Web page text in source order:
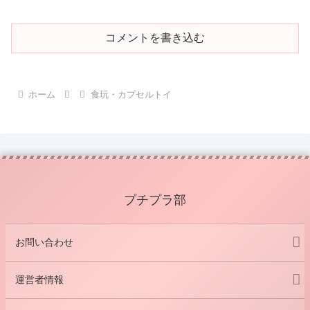
コメントを書き込む
ホーム 食玩・カプセルトイ
プチプラ部
お問い合わせ
運営者情報